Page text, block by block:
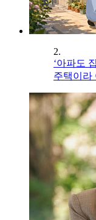
2.
‘아파도
주택이라